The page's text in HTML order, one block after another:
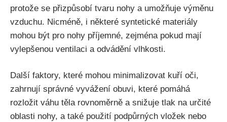
protože se přizpůsobí tvaru nohy a umožňuje výměnu
vzduchu. Nicméně,⁤ i některé ⁣syntetické materiály
mohou být‍ pro nohy příjemné,‌ zejména pokud‍ mají
vylepšenou⁢ ventilaci a odvádění vlhkosti.
Další faktory, které‌ mohou minimalizovat kuří⁢ oči,
zahrnují ‌správné vyvážení obuvi, ‍které pomáhá
rozložit ​váhu těla rovnoměrně​ a snižuje tlak na určité
oblasti nohy, a také použití podpůrných vložek nebo